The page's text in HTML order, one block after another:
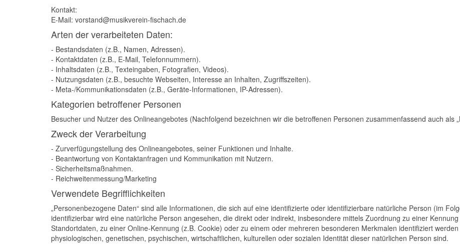
Kontakt:
E-Mail: vorstand@musikverein-fischach.de
Arten der verarbeiteten Daten:
- Bestandsdaten (z.B., Namen, Adressen).
- Kontaktdaten (z.B., E-Mail, Telefonnummern).
- Inhaltsdaten (z.B., Texteingaben, Fotografien, Videos).
- Nutzungsdaten (z.B., besuchte Webseiten, Interesse an Inhalten, Zugriffszeiten).
- Meta-/Kommunikationsdaten (z.B., Geräte-Informationen, IP-Adressen).
Kategorien betroffener Personen
Besucher und Nutzer des Onlineangebotes (Nachfolgend bezeichnen wir die betroffenen Personen zusammenfassend auch als
Zweck der Verarbeitung
- Zurverfügungstellung des Onlineangebotes, seiner Funktionen und Inhalte.
- Beantwortung von Kontaktanfragen und Kommunikation mit Nutzern.
- Sicherheitsmaßnahmen.
- Reichweitenmessung/Marketing
Verwendete Begrifflichkeiten
„Personenbezogene Daten“ sind alle Informationen, die sich auf eine identifizierte oder identifizierbare natürliche Person (im
identifizierbar wird eine natürliche Person angesehen, die direkt oder indirekt, insbesondere mittels Zuordnung zu einer
Standortdaten, zu einer Online-Kennung (z.B. Cookie) oder zu einem oder mehreren besonderen Merkmalen identifiziert
physiologischen, genetischen, psychischen, wirtschaftlichen, kulturellen oder sozialen Identität dieser natürlichen Person sind.